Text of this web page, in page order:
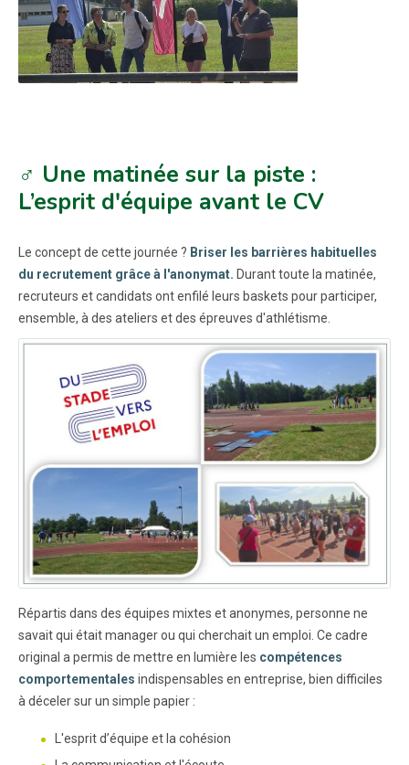
♂️ Une matinée sur la piste :
L’esprit d'équipe avant le CV
Le concept de cette journée ? Briser les barrières habituelles
du recrutement grâce à l'anonymat. Durant toute la matinée,
recruteurs et candidats ont enfilé leurs baskets pour participer,
ensemble, à des ateliers et des épreuves d'athlétisme.
Répartis dans des équipes mixtes et anonymes, personne ne
savait qui était manager ou qui cherchait un emploi. Ce cadre
original a permis de mettre en lumière les compétences
comportementales indispensables en entreprise, bien difficiles
à déceler sur un simple papier :
L'esprit d’équipe et la cohésion